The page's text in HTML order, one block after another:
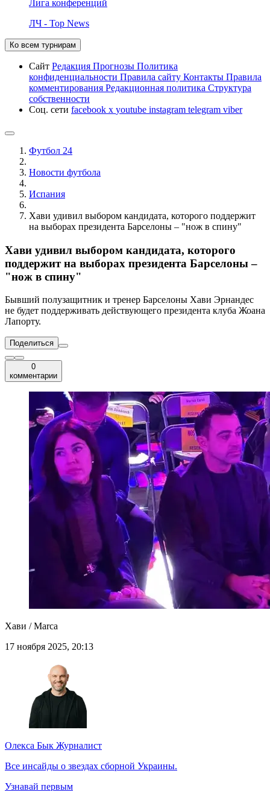
Лига конференций
ЛЧ - Top News
Ко всем турнирам
Сайт Редакция Прогнозы Политика
конфиденциальности Правила сайту Контакты Правила
комментирования Редакционная политика Структура
собственности
Соц. сети facebook x youtube instagram telegram viber
Футбол 24
Новости футбола
Испания
Хави удивил выбором кандидата, которого поддержит
на выборах президента Барселоны – "нож в спину"
Хави удивил выбором кандидата, которого
поддержит на выборах президента Барселоны –
"нож в спину"
Бывший полузащитник и тренер Барселоны Хави Эрнандес
не будет поддерживать действующего президента клуба Жоана
Лапорту.
Поделиться
0
комментарии
Хави / Marca
17 ноября 2025, 20:13
Олекса Бык Журналист
Все инсайды о звездах сборной Украины.
Узнавай первым